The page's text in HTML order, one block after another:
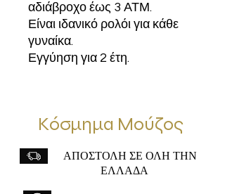
αδιάβροχο έως 3 ΑΤΜ.
Είναι ιδανικό ρολόι για κάθε
γυναίκα.
Εγγύηση για 2 έτη.
Κόσμημα Μούζος
ΑΠΟΣΤΟΛΗ ΣΕ ΟΛΗ ΤΗΝ
ΕΛΛΑΔΑ